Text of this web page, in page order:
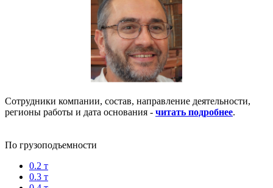
Сотрудники компании, состав, направление деятельности,
регионы работы и дата основания - читать подробнее.
По грузоподъемности
0.2 т
0.3 т